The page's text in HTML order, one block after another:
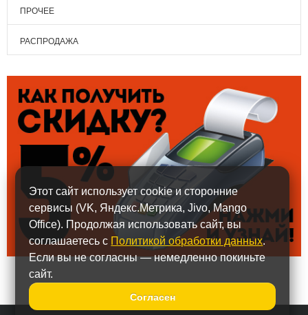
ПРОЧЕЕ
РАСПРОДАЖА
Этот сайт использует cookie и сторонние
сервисы (VK, Яндекс.Метрика, Jivo, Mango
Office). Продолжая использовать сайт, вы
соглашаетесь с Политикой обработки данных.
Если вы не согласны — немедленно покиньте
сайт.
Согласен